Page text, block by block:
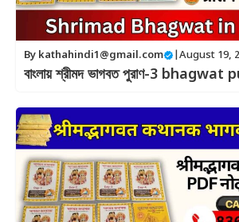
By kathahindi1@gmail.com August 19,
বাংলায় শ্রীমদ ভাগবত পুরাণ-3